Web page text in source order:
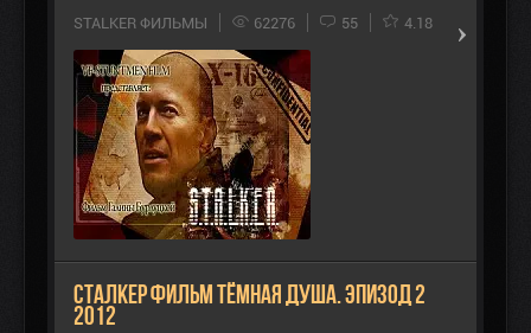
STALKER ФИЛЬМЫ 62276 55 4.18
Сталкер Фильм Тёмная душа. Эпизод 2
2012